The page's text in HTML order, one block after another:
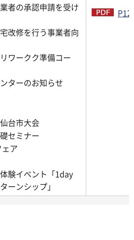
者の承認申請を受け
改修を行う事業者向
ワークク準備コー
ターのお知らせ
台市大会
セミナー
ア
験イベント「1day
ーンシップ」